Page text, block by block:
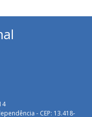
- CEP: 13.418-